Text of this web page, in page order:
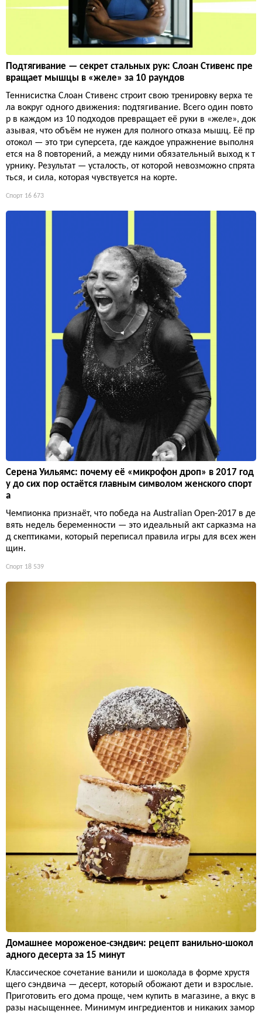
Подтягивание — секрет стальных рук: Слоан Стивенс пре
вращает мышцы в «желе» за 10 раундов
Теннисистка Слоан Стивенс строит свою тренировку верха те
ла вокруг одного движения: подтягивание. Всего один повто
р в каждом из 10 подходов превращает её руки в «желе», док
азывая, что объём не нужен для полного отказа мышц. Её пр
отокол — это три суперсета, где каждое упражнение выполня
ется на 8 повторений, а между ними обязательный выход к т
урнику. Результат — усталость, от которой невозможно спрята
ться, и сила, которая чувствуется на корте.
Спорт 16 673
Серена Уильямс: почему её «микрофон дроп» в 2017 год
у до сих пор остаётся главным символом женского спорт
а
Чемпионка признаёт, что победа на Australian Open-2017 в де
вять недель беременности — это идеальный акт сарказма на
д скептиками, который переписал правила игры для всех жен
щин.
Спорт 18 539
Домашнее мороженое-сэндвич: рецепт ванильно-шокол
адного десерта за 15 минут
Классическое сочетание ванили и шоколада в форме хрустя
щего сэндвича — десерт, который обожают дети и взрослые.
Приготовить его дома проще, чем купить в магазине, а вкус в
разы насыщеннее. Минимум ингредиентов и никаких замор